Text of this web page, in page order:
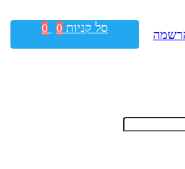
סל קניות 0
0